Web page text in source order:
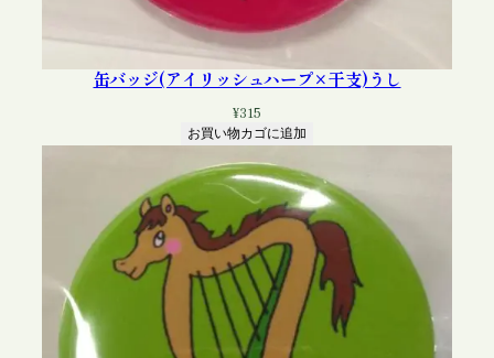
缶バッジ(アイリッシュハープ×干支)うし
¥315
お買い物カゴに追加